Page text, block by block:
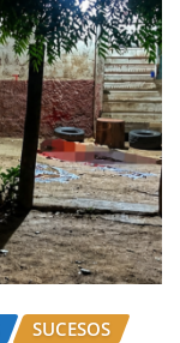
SUCESOS